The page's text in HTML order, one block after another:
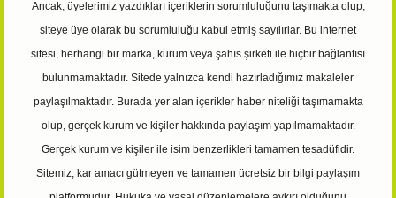
Ancak, üyelerimiz yazdıkları içeriklerin sorumluluğunu taşımakta olup,
siteye üye olarak bu sorumluluğu kabul etmiş sayılırlar. Bu internet
sitesi, herhangi bir marka, kurum veya şahıs şirketi ile hiçbir bağlantısı
bulunmamaktadır. Sitede yalnızca kendi hazırladığımız makaleler
paylaşılmaktadır. Burada yer alan içerikler haber niteliği taşımamakta
olup, gerçek kurum ve kişiler hakkında paylaşım yapılmamaktadır.
Gerçek kurum ve kişiler ile isim benzerlikleri tamamen tesadüfidir.
Sitemiz, kar amacı gütmeyen ve tamamen ücretsiz bir bilgi paylaşım